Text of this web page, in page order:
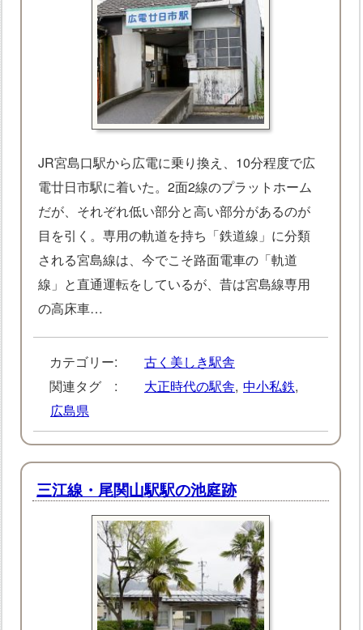
JR宮島口駅から広電に乗り換え、10分程度で広
電廿日市駅に着いた。2面2線のプラットホーム
だが、それぞれ低い部分と高い部分があるのが
目を引く。専用の軌道を持ち「鉄道線」に分類
される宮島線は、今でこそ路面電車の「軌道
線」と直通運転をしているが、昔は宮島線専用
の高床車…
カテゴリー:
古く美しき駅舎
関連タグ :
大正時代の駅舎, 中小私鉄,
広島県
三江線・尾関山駅駅の池庭跡